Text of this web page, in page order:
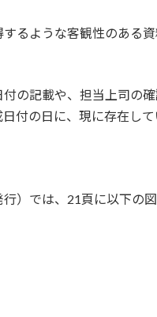
るような客観性のある
の記載や、担当上司の
付の日に、現に存在し
）では、21頁に以下の